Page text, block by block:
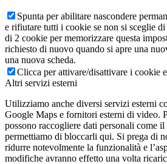
Spunta per abilitare nascondere
e rifiutare tutti i cookie se non si sceglie
di 2 cookie per memorizzare questa
richiesto di nuovo quando si apre una
una nuova scheda.
Clicca per attivare/disattivare i cookie
Altri servizi esterni
Utilizziamo anche diversi servizi esterni
Google Maps e fornitori esterni di video.
possono raccogliere dati personali come
permettiamo di bloccarli qui. Si prega di
ridurre notevolmente la funzionalità e
modifiche avranno effetto una volta